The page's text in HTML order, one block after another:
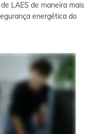
LAES de maneira mais
energética do